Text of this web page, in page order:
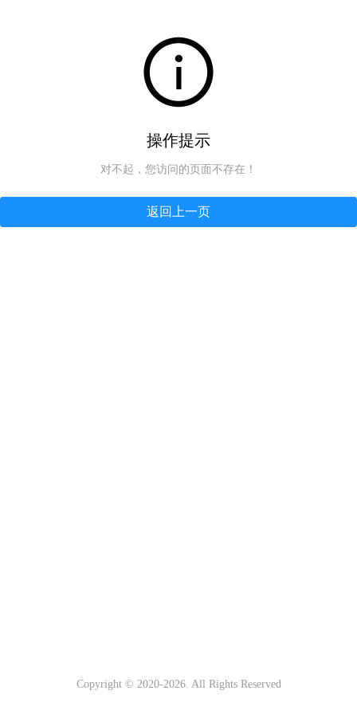
操作提示
对不起，您访问的页面不存在！
返回上一页
Copyright © 2020-2026. All Rights Reserved